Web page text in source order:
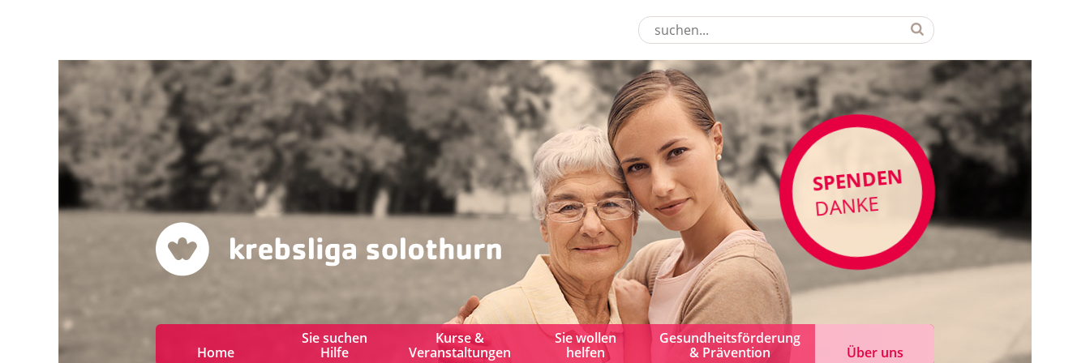
SPENDEN
DANKE
Home
Sie suchen
Hilfe
Kurse &
Veranstaltungen
Sie wollen
helfen
Gesundheitsförderung
& Prävention
Über uns